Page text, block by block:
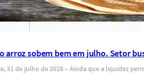
arroz sobem bem em julho. Setor
31 de julho de 2026 – Ainda que a liquidez